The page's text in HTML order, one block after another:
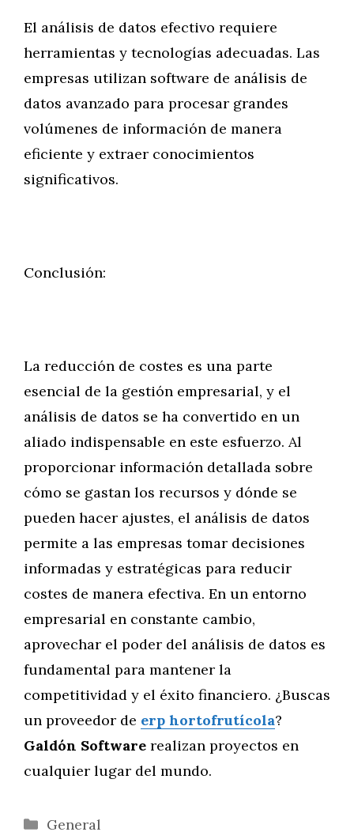
El análisis de datos efectivo requiere
herramientas y tecnologías adecuadas. Las
empresas utilizan software de análisis de
datos avanzado para procesar grandes
volúmenes de información de manera
eficiente y extraer conocimientos
significativos.
Conclusión:
La reducción de costes es una parte
esencial de la gestión empresarial, y el
análisis de datos se ha convertido en un
aliado indispensable en este esfuerzo. Al
proporcionar información detallada sobre
cómo se gastan los recursos y dónde se
pueden hacer ajustes, el análisis de datos
permite a las empresas tomar decisiones
informadas y estratégicas para reducir
costes de manera efectiva. En un entorno
empresarial en constante cambio,
aprovechar el poder del análisis de datos es
fundamental para mantener la
competitividad y el éxito financiero. ¿Buscas
un proveedor de erp hortofrutícola?
Galdón Software realizan proyectos en
cualquier lugar del mundo.
Categorías
General